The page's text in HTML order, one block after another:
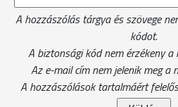
A hozzászólás tárgya és szövege
kódot.
A biztonsági kód nem érzékeny a
Az e-mail cím nem jelenik meg a
A hozzászólások tartalmáért